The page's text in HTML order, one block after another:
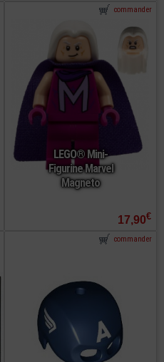
LEGO® Mini-
Figurine Marvel
Magneto
17,90€
commander
commander